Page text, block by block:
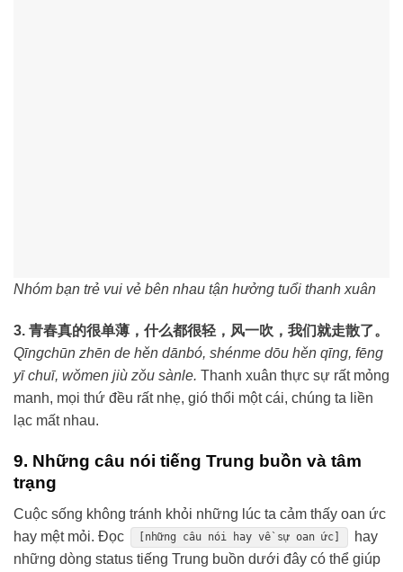
Nhóm bạn trẻ vui vẻ bên nhau tận hưởng tuổi thanh xuân
3. 青春真的很单薄，什么都很轻，风一吹，我们就走散了。
Qīngchūn zhēn de hěn dānbó, shénme dōu hěn qīng, fēng
yī chuī, wǒmen jiù zǒu sànle. Thanh xuân thực sự rất mỏng
manh, mọi thứ đều rất nhẹ, gió thổi một cái, chúng ta liền
lạc mất nhau.
9. Những câu nói tiếng Trung buồn và tâm
trạng
Cuộc sống không tránh khỏi những lúc ta cảm thấy oan ức
hay mệt mỏi. Đọc
[những câu nói hay về sự oan ức]
hay
những dòng status tiếng Trung buồn dưới đây có thể giúp